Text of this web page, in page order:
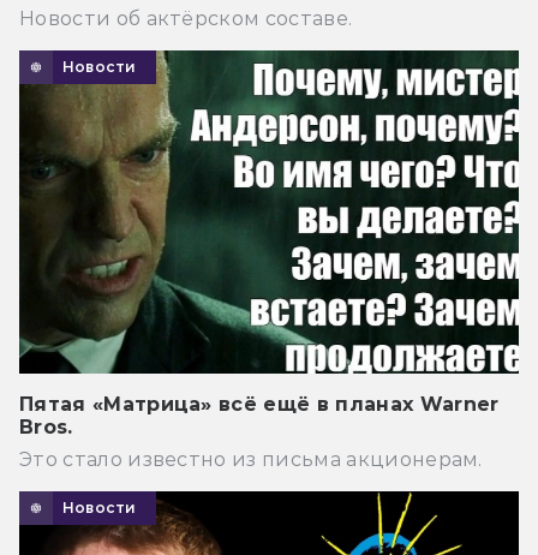
Новости об актёрском составе.
Новости
Пятая «Матрица» всё ещё в планах Warner
Bros.
Это стало известно из письма акционерам.
Новости